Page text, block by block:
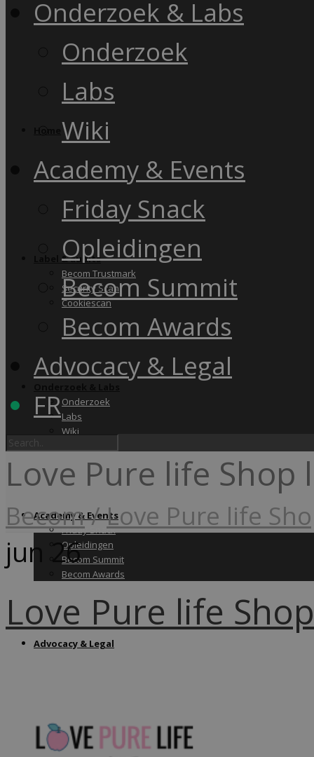
Label & audits
Becom Trustmark
Security Scan
Cookiescan
Onderzoek
Labs
Wiki
Academy & Events
Friday Snack
Opleidingen
Becom Summit
Becom Awards
Advocacy & Legal
Onderzoek & Labs
Onderzoek
Labs
Wiki
Academy & Events
Friday Snack
Opleidingen
Becom Summit
Becom Awards
Advocacy & Legal
FR
Love Pure life Shop
Becom/Love Pure life
jun 26
Love Pure life